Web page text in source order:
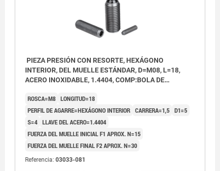
PIEZA PRESIÓN CON RESORTE, HEXÁGONO
INTERIOR, DEL MUELLE ESTÁNDAR, D=M08, L=18,
ACERO INOXIDABLE, 1.4404, COMP:BOLA DE
ROSCA=M8 LONGITUD=18
PERFIL DE AGARRE=HEXÁGONO INTERIOR CARRERA=1,5 D1=5
S=4 LLAVE DEL ACERO=1.4404
FUERZA DEL MUELLE INICIAL F1 APROX. N=15
FUERZA DEL MUELLE FINAL F2 APROX. N=30
Referencia: 03033-081